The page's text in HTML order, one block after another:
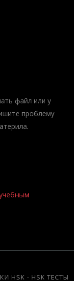
файл или у
проблему
HSK - HSK ТЕСТЫ